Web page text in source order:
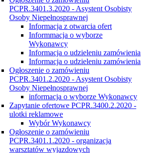
PCPR.3401.3.2020 - Asystent Osobisty
Osoby Niepełnosprawnej
Informacja z otwarcia ofert
Informmacja o wyborze
Wykonawcy
Informacja o udzieleniu zamówienia
Informacja o udzieleniu zamówienia
Ogłoszenie o zamówieniu
PCPR.3401.2.2020 - Asystent Osobisty
Osoby Niepełnosprawnej
informacja o wyborze Wykonawcy
Zapytanie ofertowe PCPR.3400.2.2020 -
ulotki reklamowe
Wybór Wykonawcy
Ogłoszenie o zamówieniu
PCPR.3401.1.2020 - organizacja
warsztatów wyjazdowych